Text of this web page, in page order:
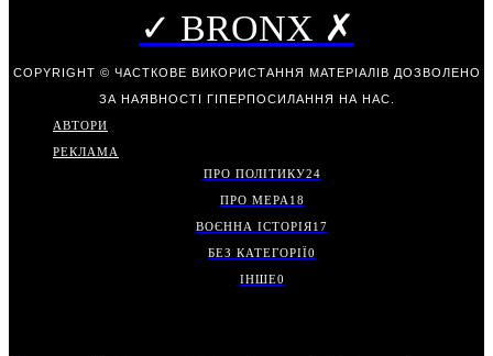
✓ BRONX ✗
COPYRIGHT © ЧАСТКОВЕ ВИКОРИСТАННЯ МАТЕРІАЛІВ ДОЗВОЛЕНО
ЗА НАЯВНОСТІ ГІПЕРПОСИЛАННЯ НА НАС.
АВТОРИ
РЕКЛАМА
ПРО ПОЛІТИКУ24
ПРО МЕРА 18
ВОЄННА ІСТОРІЯ17
БЕЗ КАТЕГОРІЇ0
ІНШЕ0